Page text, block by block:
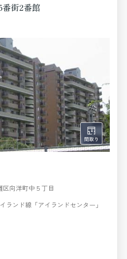
街2番館
向洋町中５丁目
ランド線「アイランドセンター」